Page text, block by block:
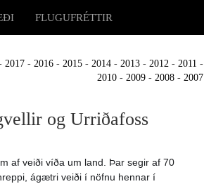
FLUGUFRÉTTIR
2017 - 2016 - 2015 - 2014 - 2013 - 2012 - 2011 -
2010 - 2009 - 2008 - 2007
og Urriðafoss
af veiði víða um land. Þar segir af 70
ágætri veiði í nöfnu hennar í